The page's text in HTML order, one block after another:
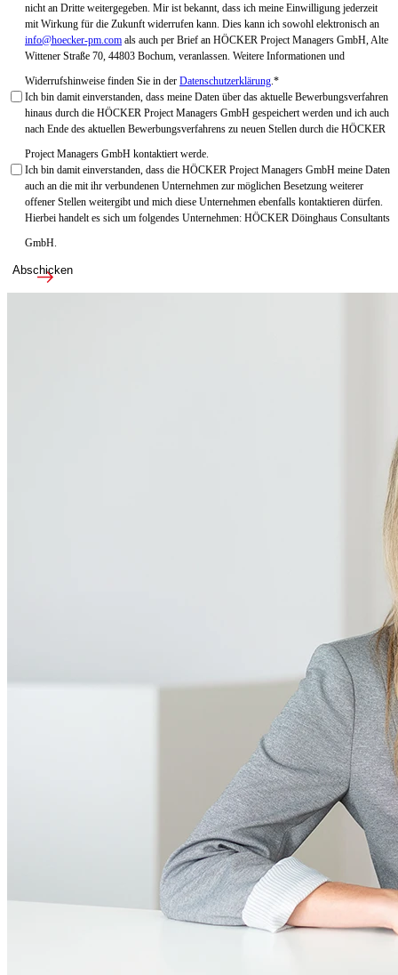
nicht an Dritte weitergegeben. Mir ist bekannt, dass ich meine Einwilligung jederzeit
mit Wirkung für die Zukunft widerrufen kann. Dies kann ich sowohl elektronisch an
info@hoecker-pm.com als auch per Brief an HÖCKER Project Managers GmbH, Alte
Wittener Straße 70, 44803 Bochum, veranlassen. Weitere Informationen und
Widerrufshinweise finden Sie in der Datenschutzerklärung *
Ich bin damit einverstanden, dass meine Daten über das aktuelle Bewerbungsverfahren
hinaus durch die HÖCKER Project Managers GmbH gespeichert werden und ich auch
nach Ende des aktuellen Bewerbungsverfahrens zu neuen Stellen durch die HÖCKER
Project Managers GmbH kontaktiert werde.
Ich bin damit einverstanden, dass die HÖCKER Project Managers GmbH meine Daten
auch an die mit ihr verbundenen Unternehmen zur möglichen Besetzung weiterer
offener Stellen weitergibt und mich diese Unternehmen ebenfalls kontaktieren dürfen.
Hierbei handelt es sich um folgendes Unternehmen: HÖCKER Döinghaus Consultants
GmbH.
Abschicken